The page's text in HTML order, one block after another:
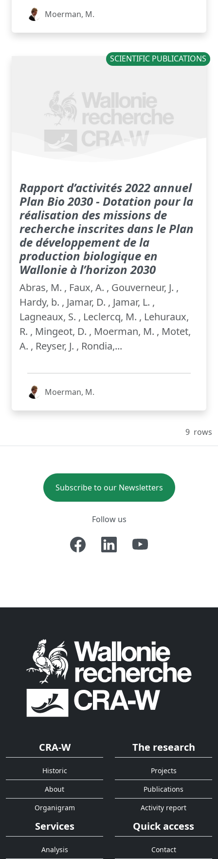
Moerman, M.
SCIENTIFIC PUBLICATIONS
Rapport d’activités 2022 annuel
Plan Bio 2030 - Dotation pour la
réalisation des missions de
recherche inscrites dans le Plan
de développement de la
production biologique en
Wallonie à l’horizon 2030
Abras, M. , Faux, A. , Gouverneur, J. ,
Hardy, b. , Jamar, D. , Jamar, L. ,
Lagneaux, S. , Leclercq, M. , Lehuraux,
R. , Mingeot, D. , Moerman, M. , Motet,
A. , Reyser, J. , Rondia,...
Moerman, M.
9 rows
Subscribe to our Newsletters
Follow us
CRA-W
Historic
About
Organigram
The research
Projects
Publications
Activity report
Services
Analysis
Quick access
Contact